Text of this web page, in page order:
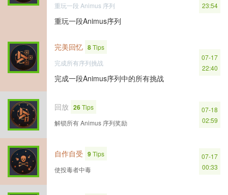
重玩一段 Animus 序列
重玩一段Animus序列
23:54
完美回忆 8Tips
完成所有序列挑战
完成一段Animus序列中的所有挑战
07-17
22:40
回放 26Tips
解锁所有 Animus 序列奖励
07-18
02:59
自作自受 9Tips
使投毒者中毒
07-17
00:33